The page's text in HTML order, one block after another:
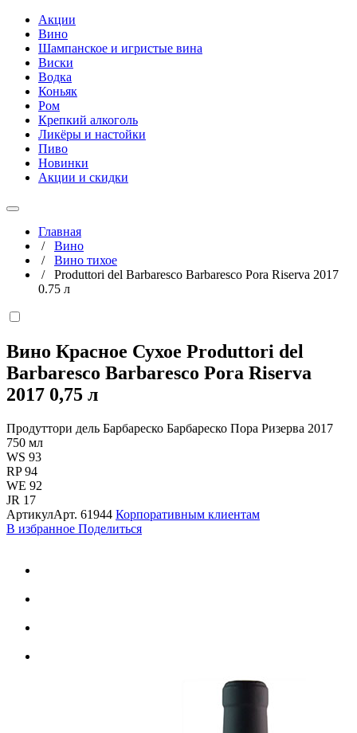
Акции
Вино
Шампанское и игристые вина
Виски
Водка
Коньяк
Ром
Крепкий алкоголь
Ликёры и настойки
Пиво
Новинки
Акции и скидки
Главная
/ Вино
/ Вино тихое
/ Produttori del Barbaresco Barbaresco Pora Riserva 2017
0.75 л
Вино Красное Сухое Produttori del
Barbaresco Barbaresco Pora Riserva
2017 0,75 л
Продуттори дель Барбареско Барбареско Пора Ризерва 2017
750 мл
WS 93
RP 94
WE 92
JR 17
АртикулАрт. 61944 Корпоративным клиентам
В избранное Поделиться